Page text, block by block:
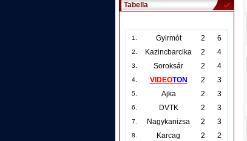
Tabella
1. Gyirmót 2 6
2. Kazincbarcika 2 4
3. Soroksár 2 4
4. VIDEOTON 2 3
5. Ajka 2 3
6. DVTK 2 3
7. Nagykanizsa 2 3
8. Karcag 2 2